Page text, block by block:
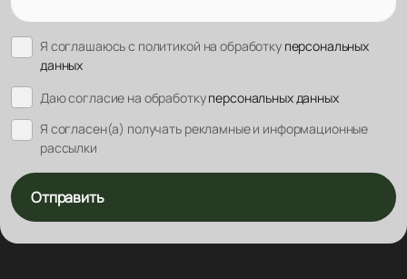
Я соглашаюсь с политикой на обработку персональных
данных
Даю согласие на обработкуперсональных данных
Я согласен(а) получать рекламные и информационные
рассылки
Отправить